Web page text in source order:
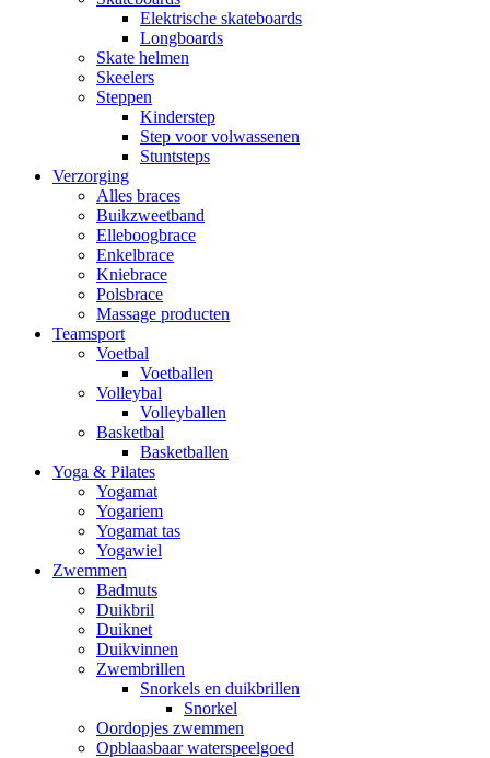
Elektrische skateboards
Longboards
Skate helmen
Skeelers
Steppen
Kinderstep
Step voor volwassenen
Stuntsteps
Verzorging
Alles braces
Buikzweetband
Elleboogbrace
Enkelbrace
Kniebrace
Polsbrace
Massage producten
Teamsport
Voetbal
Voetballen
Volleybal
Volleyballen
Basketbal
Basketballen
Yoga & Pilates
Yogamat
Yogariem
Yogamat tas
Yogawiel
Zwemmen
Badmuts
Duikbril
Duiknet
Duikvinnen
Zwembrillen
Snorkels en duikbrillen
Snorkel
Oordopjes zwemmen
Opblaasbaar waterspeelgoed